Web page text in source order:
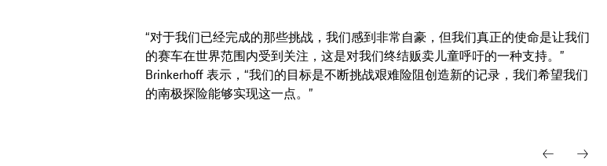
“对于我们已经完成的那些挑战，我们感到非常自豪，但我们真正的使命是让我们
的赛车在世界范围内受到关注，这是对我们终结贩卖儿童呼吁的一种支持。”
Brinkerhoff 表示，“我们的目标是不断挑战艰难险阻创造新的记录，我们希望我们
的南极探险能够实现这一点。”